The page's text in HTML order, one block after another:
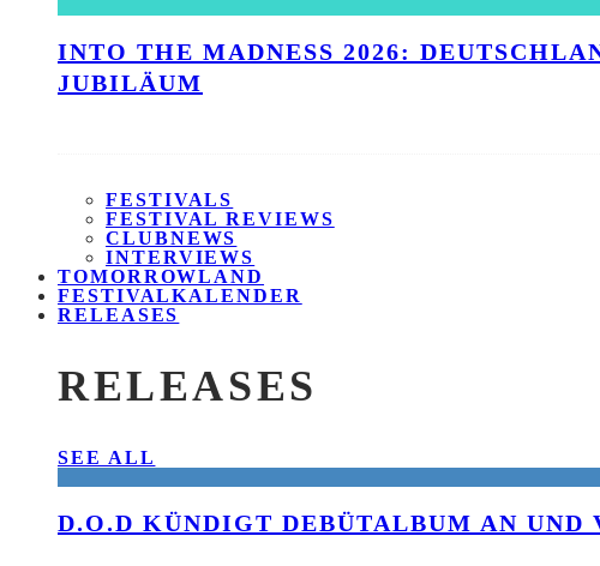
INTO THE MADNESS 2026:
UBILÄUM
FESTIVALS
FESTIVAL REVIEWS
CLUBNEWS
INTERVIEWS
TOMORROWLAND
FESTIVALKALENDER
RELEASES
RELEASES
SEE ALL
D.O.D KÜNDIGT DEBÜTALBUM AN